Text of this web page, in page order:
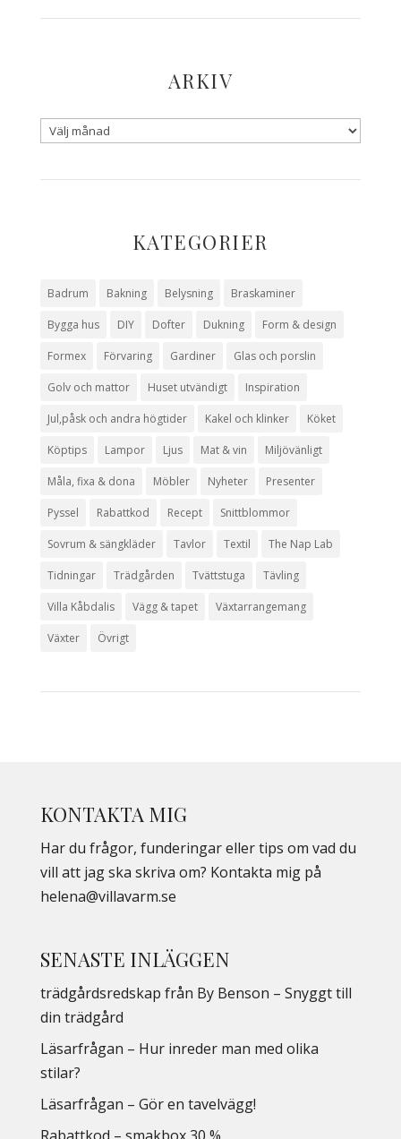
ARKIV
KATEGORIER
Badrum Bakning Belysning Braskaminer
Bygga hus DIY Dofter Dukning Form & design
Formex Förvaring Gardiner Glas och porslin
Golv och mattor Huset utvändigt Inspiration
Jul,påsk och andra högtider Kakel och klinker Köket
Köptips Lampor Ljus Mat & vin Miljövänligt
Måla, fixa & dona Möbler Nyheter Presenter
Pyssel Rabattkod Recept Snittblommor
Sovrum & sängkläder Tavlor Textil The Nap Lab
Tidningar Trädgården Tvättstuga Tävling
Villa Kåbdalis Vägg & tapet Växtarrangemang
Växter Övrigt
KONTAKTA MIG
Har du frågor, funderingar eller tips om vad du
vill att jag ska skriva om? Kontakta mig på
helena@villavarm.se
SENASTE INLÄGGEN
trädgårdsredskap från By Benson – Snyggt till
din trädgård
Läsarfrågan – Hur inreder man med olika
stilar?
Läsarfrågan – Gör en tavelvägg!